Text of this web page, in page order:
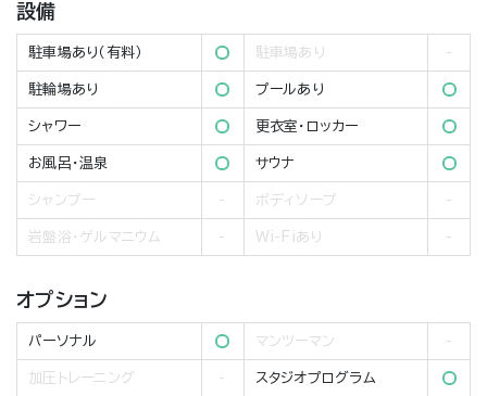
設備
駐車場あり（有料） 駐車場あり
駐輪場あり プールあり
シャワー 更衣室・ロッカー
お風呂・温泉 サウナ
シャンプー ボディソープ
岩盤浴・ゲルマニウム Wi-Fiあり
オプション
パーソナル マンツーマン
加圧トレーニング スタジオプログラム